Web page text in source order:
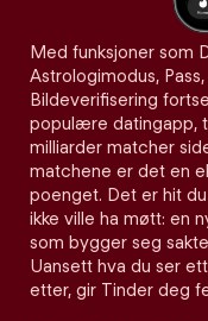
Med funksjoner som
Astrologimodus,
Bildeverifisering
populære datingapp,
milliarder matcher
matchene er det en
poenget. Det er hit
ikke ville ha møtt: en
som bygger seg
Uansett hva du ser
etter, gir Tinder deg